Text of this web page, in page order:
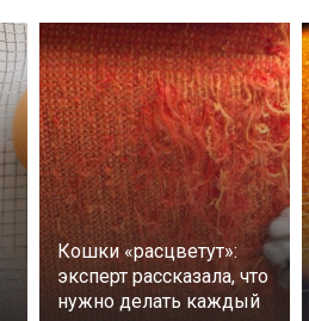
Кошки «расцветут»:
эксперт рассказала, что
нужно делать каждый